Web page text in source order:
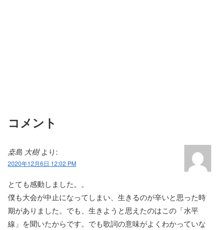
コメント
桒島 大樹 より:
2020年12月6日 12:02 PM
とても感動しました。。
僕も大会が中止になってしまい、生きるのが辛いと思った時
期がありました。でも、生きようと思えたのはこの「水平
線」を聞いたからです。でも歌詞の意味がよくわかっていな